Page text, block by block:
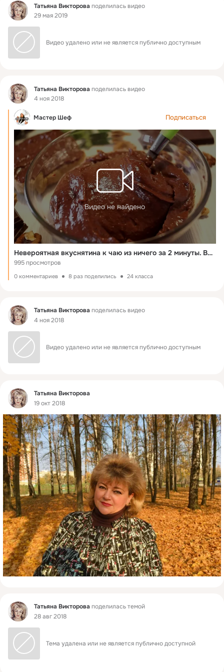
Фид Татьяна Викторова поделилась видео
29 мая 2019
Видео удалено или не является публично доступным
Фид Татьяна Викторова поделилась видео
4 ноя 2018
Мастер Шеф Подписаться
Видео не найдено
Невероятная вкуснятина к чаю из ничего за 2 минуты. Вы Будете Шокированы
995 просмотров
0 комментариев 8 раз поделились 24 класса
Фид Татьяна Викторова поделилась видео
4 ноя 2018
Видео удалено или не является публично доступным
Фид
Татьяна Викторова
19 окт 2018
Фид Татьяна Викторова поделилась темой
28 авг 2018
Тема удалена или не является публично доступной